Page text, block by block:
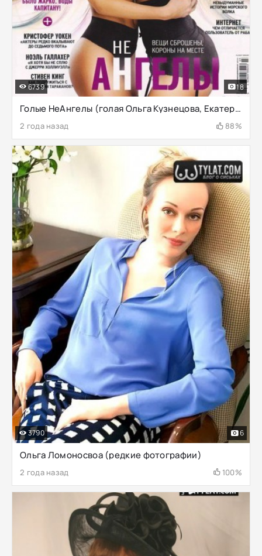
Голые НеАнгелы (голая Ольга Кузнецова, Екатерина Смеюха)
2 года назад 88%
6739 18
Ольга Ломоносвоа (редкие фотографии)
2 года назад 100%
3790 6